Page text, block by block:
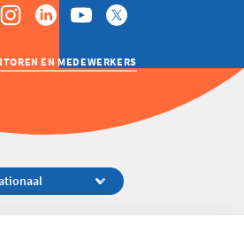
EN MEDEWERKERS